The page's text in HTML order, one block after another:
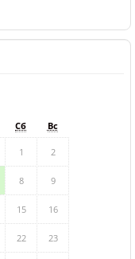
Сб Вс
1 2
8 9
15 16
22 23